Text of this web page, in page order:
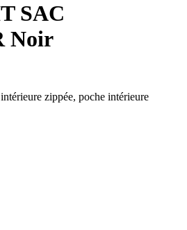
SAC
Noir
zippée, poche intérieure